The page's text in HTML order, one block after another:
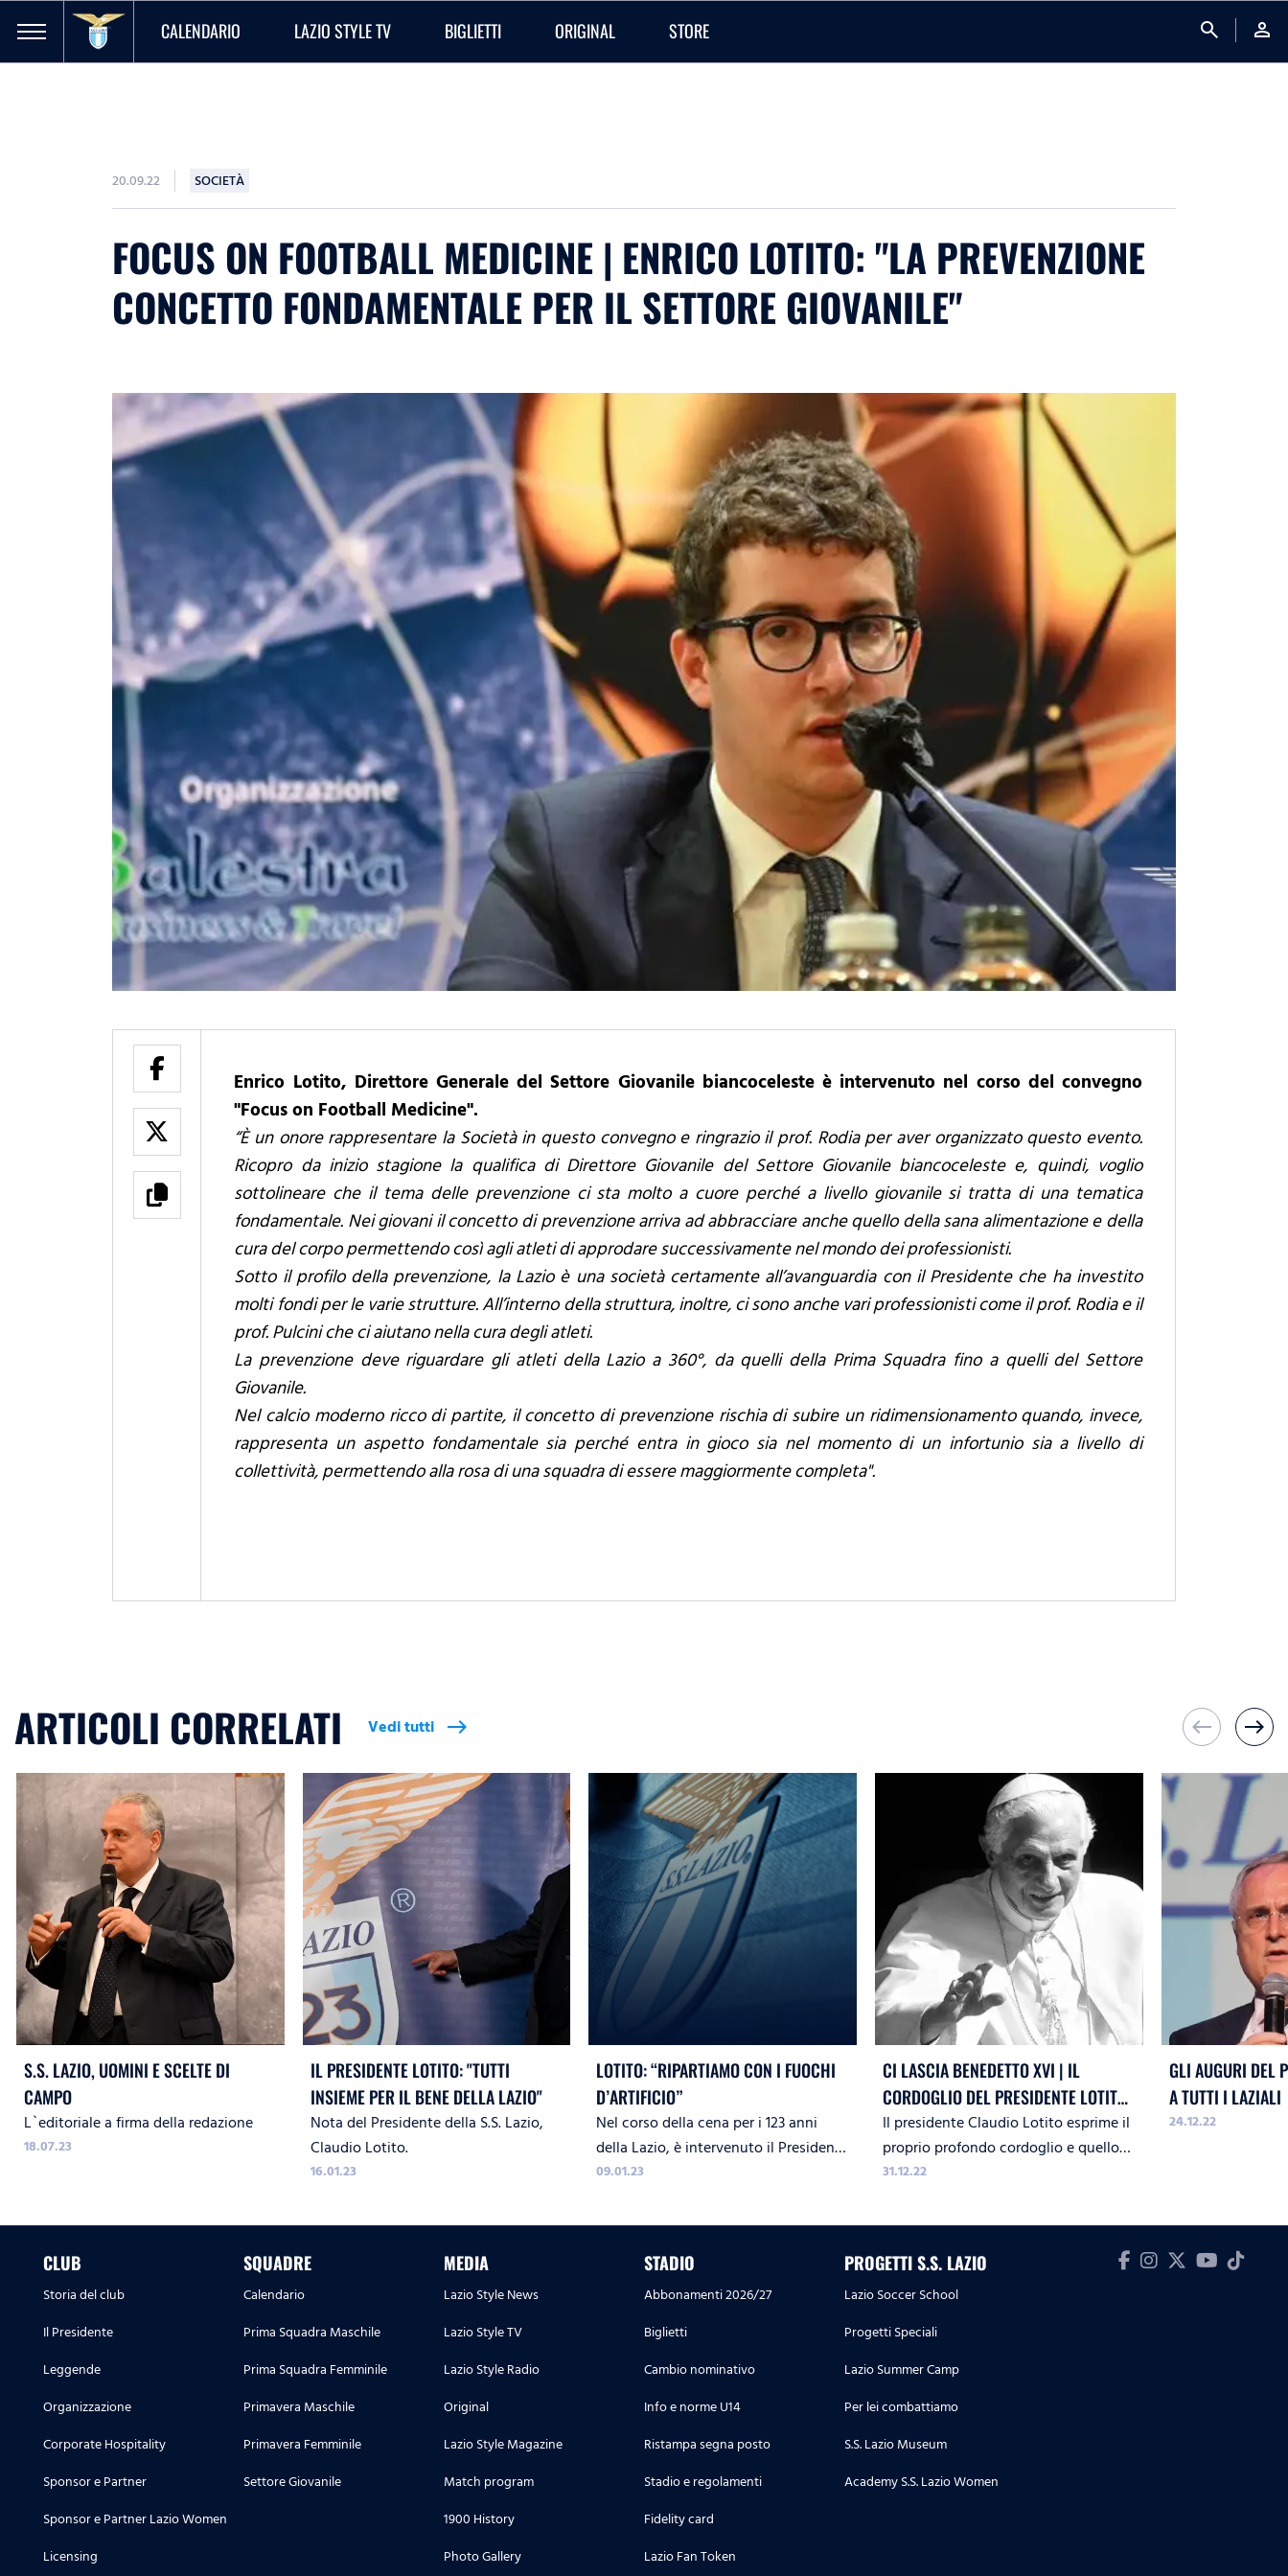
CALENDARIO LAZIO STYLE TV BIGLIETTI ORIGINAL STORE search person
20.09.22 SOCIETÀ
FOCUS ON FOOTBALL MEDICINE | ENRICO LOTITO: "LA PREVENZIONE
CONCETTO FONDAMENTALE PER IL SETTORE GIOVANILE"
Enrico Lotito, Direttore Generale del Settore Giovanile biancoceleste è intervenuto nel corso del convegno
"Focus on Football Medicine".
“È un onore rappresentare la Società in questo convegno e ringrazio il prof. Rodia per aver organizzato questo evento.
Ricopro da inizio stagione la qualifica di Direttore Giovanile del Settore Giovanile biancoceleste e, quindi, voglio
sottolineare che il tema delle prevenzione ci sta molto a cuore perché a livello giovanile si tratta di una tematica
fondamentale. Nei giovani il concetto di prevenzione arriva ad abbracciare anche quello della sana alimentazione e della
cura del corpo permettendo così agli atleti di approdare successivamente nel mondo dei professionisti.
Sotto il profilo della prevenzione, la Lazio è una società certamente all’avanguardia con il Presidente che ha investito
molti fondi per le varie strutture. All’interno della struttura, inoltre, ci sono anche vari professionisti come il prof. Rodia e il
prof. Pulcini che ci aiutano nella cura degli atleti.
La prevenzione deve riguardare gli atleti della Lazio a 360°, da quelli della Prima Squadra fino a quelli del Settore
Giovanile.
Nel calcio moderno ricco di partite, il concetto di prevenzione rischia di subire un ridimensionamento quando, invece,
rappresenta un aspetto fondamentale sia perché entra in gioco sia nel momento di un infortunio sia a livello di
collettività, permettendo alla rosa di una squadra di essere maggiormente completa".
ARTICOLI CORRELATI Vedi tutti east west east
S.S. LAZIO, UOMINI E SCELTE DI
CAMPO
L`editoriale a firma della redazione
18.07.23
IL PRESIDENTE LOTITO: "TUTTI
INSIEME PER IL BENE DELLA LAZIO"
Nota del Presidente della S.S. Lazio,
Claudio Lotito.
16.01.23
LOTITO: “RIPARTIAMO CON I FUOCHI
D’ARTIFICIO”
Nel corso della cena per i 123 anni
della Lazio, è intervenuto il Presidente
Claudio Lotito.
09.01.23
CI LASCIA BENEDETTO XVI | IL
CORDOGLIO DEL PRESIDENTE LOTITO
E DELLA S.S. LAZIO
Il presidente Claudio Lotito esprime il
proprio profondo cordoglio e quello
della S.S. Lazio per la scomparsa del
31.12.22
GLI AUGURI DEL
A TUTTI I LAZIALI
24.12.22
CLUB
Storia del club
Il Presidente
Leggende
Organizzazione
Corporate Hospitality
Sponsor e Partner
Sponsor e Partner Lazio Women
Licensing
SQUADRE
Calendario
Prima Squadra Maschile
Prima Squadra Femminile
Primavera Maschile
Primavera Femminile
Settore Giovanile
MEDIA
Lazio Style News
Lazio Style TV
Lazio Style Radio
Original
Lazio Style Magazine
Match program
1900 History
Photo Gallery
STADIO
Abbonamenti 2026/27
Biglietti
Cambio nominativo
Info e norme U14
Ristampa segna posto
Stadio e regolamenti
Fidelity card
Lazio Fan Token
PROGETTI S.S. LAZIO
Lazio Soccer School
Progetti Speciali
Lazio Summer Camp
Per lei combattiamo
S.S. Lazio Museum
Academy S.S. Lazio Women